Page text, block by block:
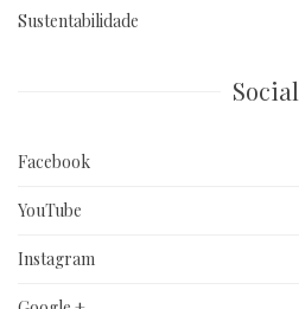
Sustentabilidade
Social
Facebook
YouTube
Instagram